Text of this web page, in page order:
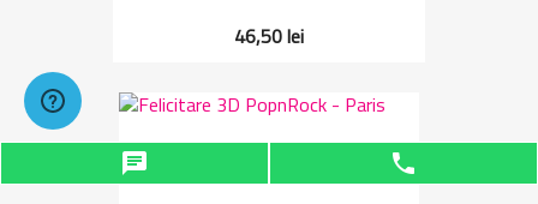
46,50 lei
Felicitare 3D PopnRock - Paris
chat phone